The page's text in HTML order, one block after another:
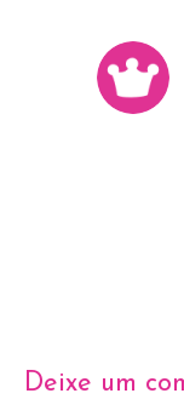
Deixe um